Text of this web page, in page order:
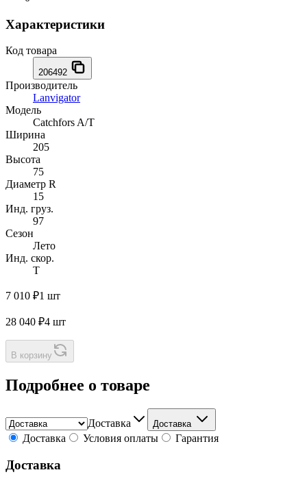
Характеристики
Код товара
206492
Производитель
Lanvigator
Модель
Catchfors A/T
Ширина
205
Высота
75
Диаметр R
15
Инд. груз.
97
Сезон
Лето
Инд. скор.
T
7 010 ₽1 шт
28 040 ₽4 шт
В корзину
Подробнее о товаре
Доставка Доставка
Доставка Условия оплаты Гарантия
Доставка